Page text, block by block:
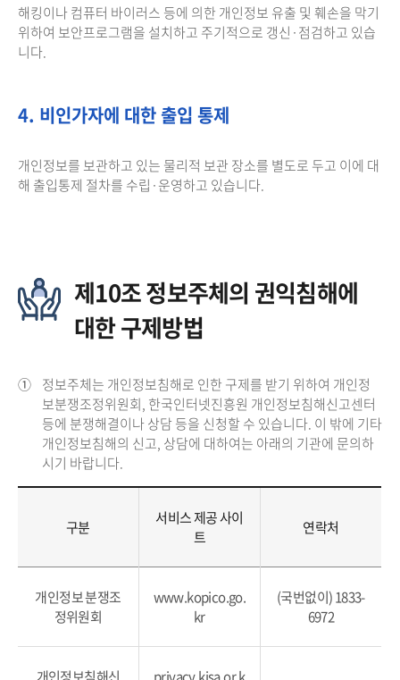
해킹이나 컴퓨터 바이러스 등에 의한 개인정보 유출 및 훼손을 막기
위하여 보안프로그램을 설치하고 주기적으로 갱신·점검하고 있습
니다.
4. 비인가자에 대한 출입 통제
개인정보를 보관하고 있는 물리적 보관 장소를 별도로 두고 이에 대
해 출입통제 절차를 수립·운영하고 있습니다.
제10조 정보주체의 권익침해에
대한 구제방법
① 정보주체는 개인정보침해로 인한 구제를 받기 위하여 개인정
보분쟁조정위원회, 한국인터넷진흥원 개인정보침해신고센터
등에 분쟁해결이나 상담 등을 신청할 수 있습니다. 이 밖에 기타
개인정보침해의 신고, 상담에 대하여는 아래의 기관에 문의하
시기 바랍니다.
구분
서비스 제공 사이
트
연락처
개인정보 분쟁조
정위원회
www.kopico.go.
kr
(국번없이) 1833-
6972
개인정보침해신 privacy.kisa.or.k